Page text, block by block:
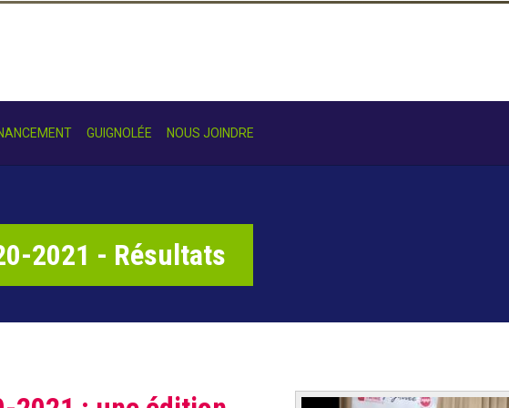
GUIGNOLÉE NOUS JOINDRE
2021 - Résultats